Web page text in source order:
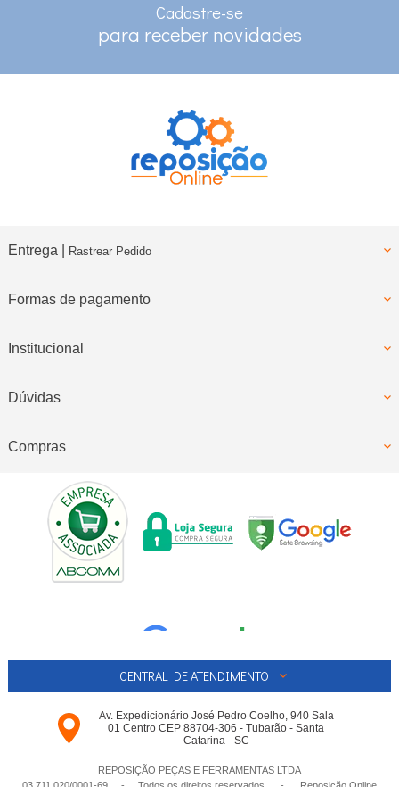
RASTREAMENTO
Cadastre-se
para receber novidades
Entrega | Rastrear Pedido
Formas de pagamento
Institucional
Dúvidas
Compras
CENTRAL DE ATENDIMENTO
Av. Expedicionário José Pedro Coelho, 940 Sala
01 Centro CEP 88704-306 - Tubarão - Santa
Catarina - SC
REPOSIÇÃO PEÇAS E FERRAMENTAS LTDA